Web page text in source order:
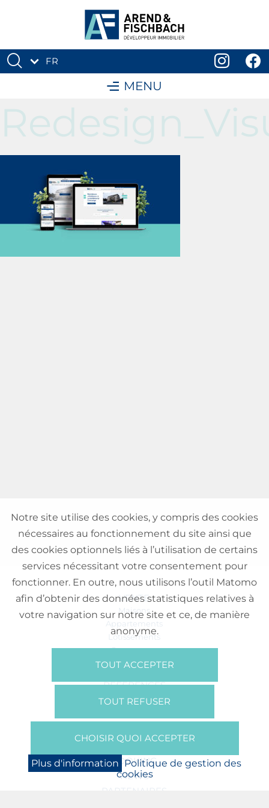
FR
MENU
VENTE
Maisons
Appartements
Lotissements
Commerces
Bureaux
RÉFÉRENCES
SUR NOUS
Presse
BOOKING
NEWS
PARTENAIRES
Notre site utilise des cookies, y compris des cookies
nécessaires au fonctionnement du site ainsi que
des cookies optionnels liés à l’utilisation de certains
services nécessitant votre consentement pour
fonctionner. En outre, nous utilisons l’outil Matomo
afin d’obtenir des données statistiques relatives à
votre navigation sur notre site et ce, de manière
anonyme.
TOUT ACCEPTER
TOUT REFUSER
CHOISIR QUOI ACCEPTER
Plus d'information Politique de gestion des
cookies